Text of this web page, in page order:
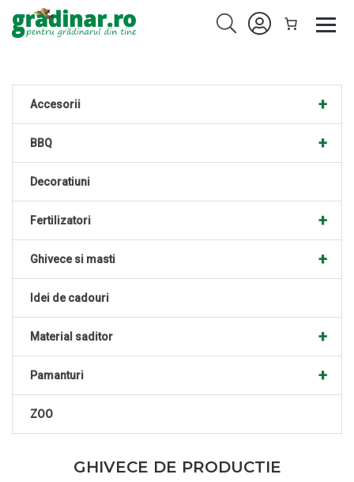
+
Accesorii
+
BBQ
Decoratiuni
+
Fertilizatori
+
Ghivece si masti
Idei de cadouri
+
Material saditor
+
Pamanturi
ZOO
GHIVECE DE PRODUCTIE